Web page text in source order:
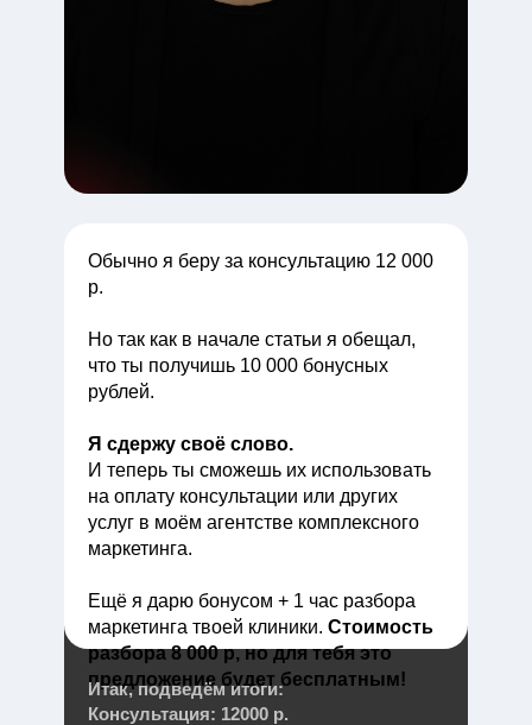
Обычно я беру за консультацию 12 000
р.
Но так как в начале статьи я обещал,
что ты получишь 10 000 бонусных
рублей.
Я сдержу своё слово.
И теперь ты сможешь их использовать
на оплату консультации или других
услуг в моём агентстве комплексного
маркетинга.
Ещё я дарю бонусом + 1 час разбора
маркетинга твоей клиники. Стоимость
разбора 8 000 р, но для тебя это
предложение будет бесплатным!
Итак, подведём итоги:
Консультация: 12000 р.